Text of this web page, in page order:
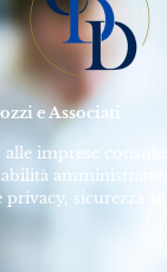
e Associati
imprese
privacy, sicurezza